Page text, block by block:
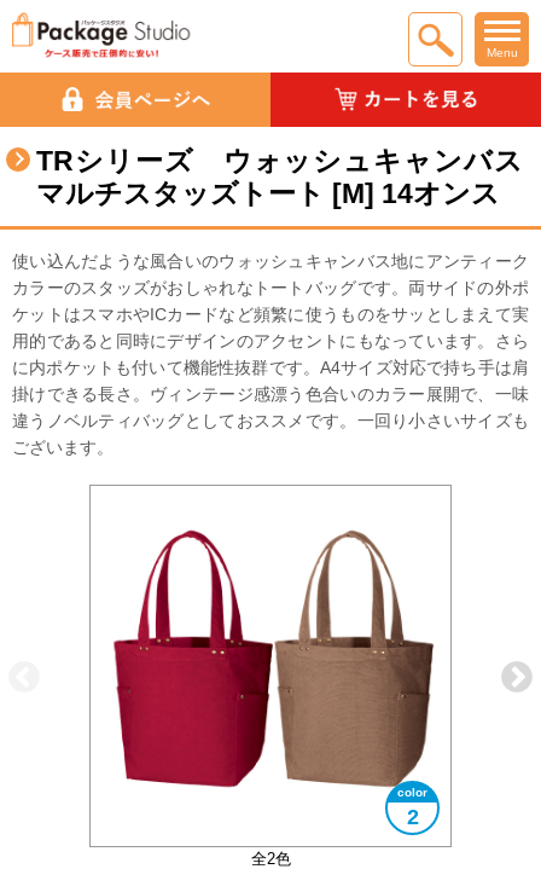
Menu
TRシリーズ ウォッシュキャンバス
マルチスタッズトート [M] 14オンス
使い込んだような風合いのウォッシュキャンバス地にアンティーク
カラーのスタッズがおしゃれなトートバッグです。両サイドの外ポ
ケットはスマホや ICカードなど頻繁に使うものをサッとしまえて実
用的であると同時にデザインのアクセントにもなっています。さら
に内ポケットも付いて機能性抜群です。A4サイズ対応で持ち手は肩
掛けできる長さ。ヴィンテージ感漂う色合いのカラー展開で、一味
違うノベルティバッグとしておススメです。一回り小さいサイズも
ございます。
全2色
2
A4サイズ対応
大きさイメージ
スタッズ部分